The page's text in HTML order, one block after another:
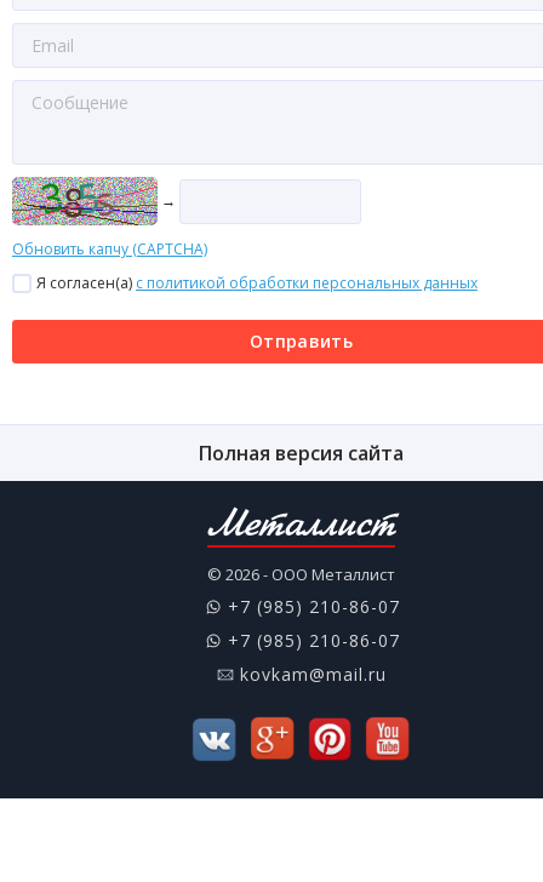
→
Обновить капчу (CAPTCHA)
Я согласен(a) с политикой обработки персональных данных
Отправить
Полная версия сайта
Металлист
© 2026 - ООО Металлист
+7 (985) 210-86-07
+7 (985) 210-86-07
kovkam@mail.ru